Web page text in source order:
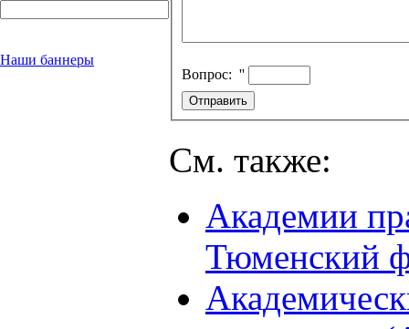
Наши баннеры
Вопрос: ''
См. также:
Академии
Тюменский